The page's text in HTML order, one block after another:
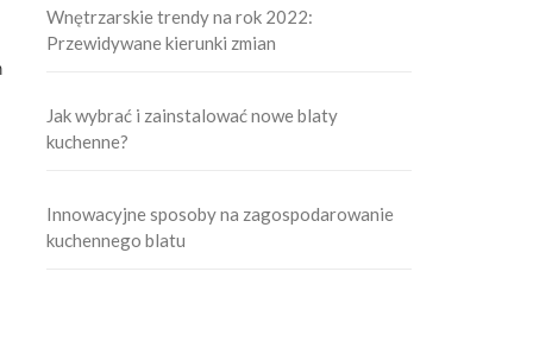
Wnętrzarskie trendy na rok 2022:
Przewidywane kierunki zmian
Jak wybrać i zainstalować nowe blaty
kuchenne?
Innowacyjne sposoby na zagospodarowanie
kuchennego blatu